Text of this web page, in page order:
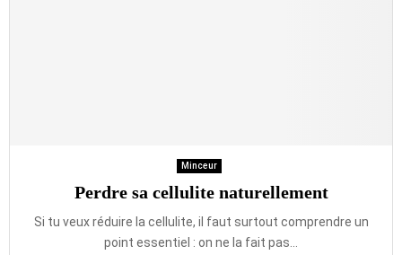
Minceur
Perdre sa cellulite naturellement
Si tu veux réduire la cellulite, il faut surtout comprendre un
point essentiel : on ne la fait pas...